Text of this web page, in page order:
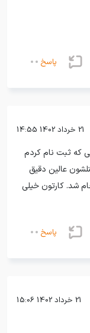
پاسخ
21 خرداد 1402 14:55
که ثبت نام کردم
عالین دقیق
شد. کارتون خیلی
پاسخ
21 خرداد 1402 15:06